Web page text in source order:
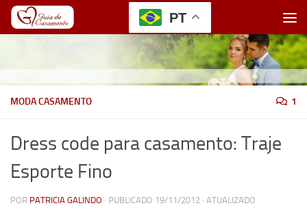
Skip to content
MODA CASAMENTO 1
Dress code para casamento: Traje
Esporte Fino
POR PATRICIA GALINDO · PUBLICADO 19/11/2012 · ATUALIZADO
PT